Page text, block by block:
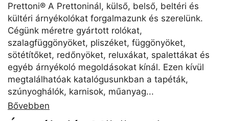
Prettoni® A Prettoninál, külső, belső, beltéri és
kültéri árnyékolókat forgalmazunk és szerelünk.
Cégünk méretre gyártott rolókat,
szalagfüggönyöket, pliszéket, függönyöket,
sötétítőket, redőnyöket, reluxákat, spalettákat és
egyéb árnyékoló megoldásokat kínál. Ezen kívül
megtalálhatóak katalógusunkban a tapéták,
szúnyoghálók, karnisok, műanyag...
Bővebben